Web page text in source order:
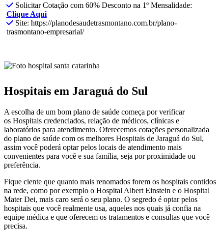
Solicitar Cotação com 60% Desconto na 1º Mensalidade:
Clique Aqui
Site: https://planodesaudetrasmontano.com.br/plano-
trasmontano-empresarial/
Hospitais em Jaraguá do Sul
A escolha de um bom plano de saúde começa por verificar
os Hospitais credenciados, relação de médicos, clínicas e
laboratórios para atendimento. Oferecemos cotações personalizada
do plano de saúde com os melhores Hospitais de Jaraguá do Sul,
assim você poderá optar pelos locais de atendimento mais
convenientes para você e sua família, seja por proximidade ou
preferência.
Fique ciente que quanto mais renomados forem os hospitais contidos
na rede, como por exemplo o Hospital Albert Einstein e o Hospital
Mater Dei, mais caro será o seu plano. O segredo é optar pelos
hospitais que você realmente usa, aqueles nos quais já confia na
equipe médica e que oferecem os tratamentos e consultas que você
precisa.